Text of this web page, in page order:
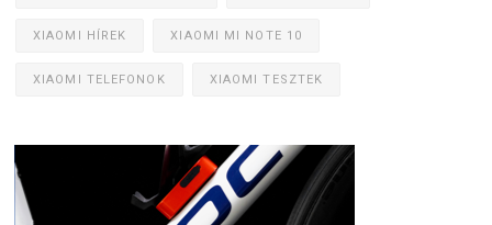
XIAOMI HÍREK XIAOMI MI NOTE 10
XIAOMI TELEFONOK XIAOMI TESZTEK